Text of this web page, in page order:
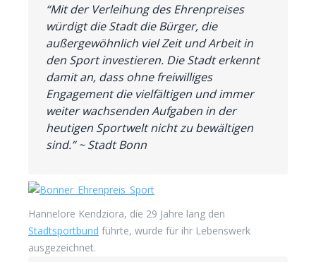
“Mit der Verleihung des Ehrenpreises
würdigt die Stadt die Bürger, die
außergewöhnlich viel Zeit und Arbeit in
den Sport investieren. Die Stadt erkennt
damit an, dass ohne freiwilliges
Engagement die vielfältigen und immer
weiter wachsenden Aufgaben in der
heutigen Sportwelt nicht zu bewältigen
sind.” ~ Stadt Bonn
Hannelore Kendziora, die 29 Jahre lang den
Stadtsportbund führte, wurde für ihr Lebenswerk
ausgezeichnet.